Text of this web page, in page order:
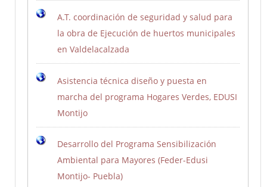
A.T. coordinación de seguridad y salud para
la obra de Ejecución de huertos municipales
en Valdelacalzada
Asistencia técnica diseño y puesta en
marcha del programa Hogares Verdes, EDUSI
Montijo
Desarrollo del Programa Sensibilización
Ambiental para Mayores (Feder-Edusi
Montijo- Puebla)